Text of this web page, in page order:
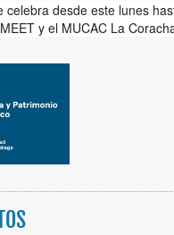
celebra desde este lunes
y el MUCAC La